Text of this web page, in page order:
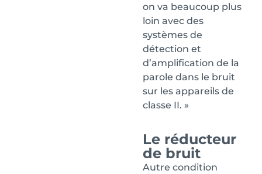
on va beaucoup plus
loin avec des
systèmes de
détection et
d’amplification de la
parole dans le bruit
sur les appareils de
classe II. »
Le réducteur
de bruit
Autre condition